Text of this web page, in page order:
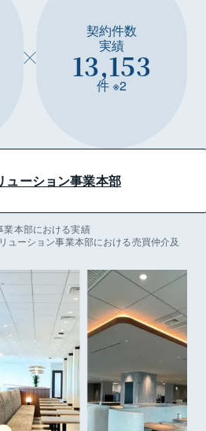
契約件数
実績
13,153
件 ※2
ューション事業本部
本部における実績
ューション事業本部における売買仲介及